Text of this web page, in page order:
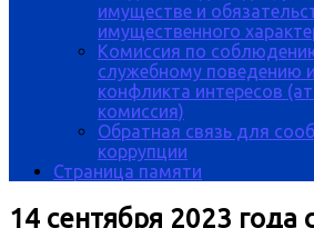
имуществе и
имущественного
Комиссия по
служебному поведению
конфликта интересов
комиссия)
Обратная связь для
коррупции
Страница памяти
14 сентября 2023 года